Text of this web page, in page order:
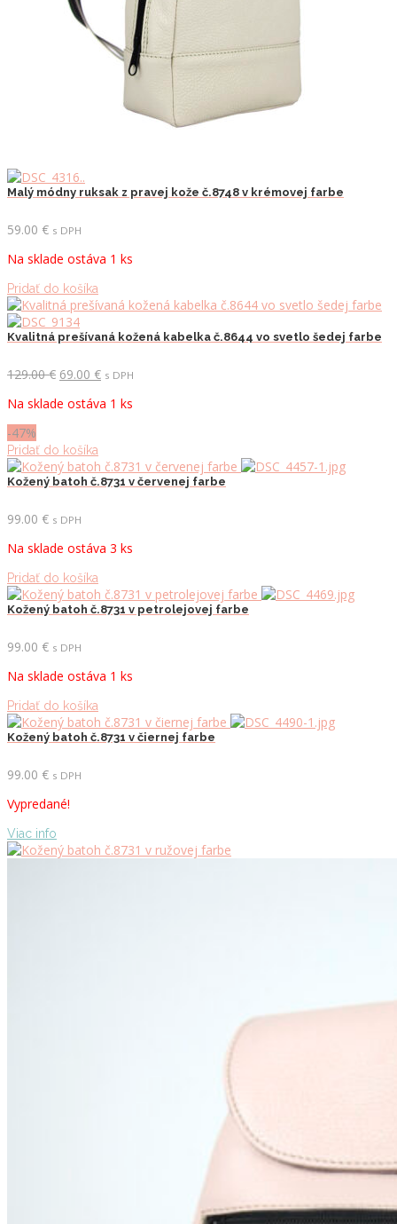
Malý módny ruksak z pravej kože č.8748 v krémovej farbe
59.00 € s DPH
Na sklade ostáva 1 ks
Pridať do košíka
Kvalitná prešívaná kožená kabelka č.8644 vo svetlo šedej farbe
129.00€ Pôvodná
bola:
69.00 €Aktuálna
je:
s DPH
Na sklade ostáva 1 ks
-47%
Pridať do košíka
Kožený batoh č.8731 v červenej farbe
99.00 € s DPH
Na sklade ostáva 3 ks
Pridať do košíka
Kožený batoh č.8731 v petrolejovej farbe
99.00 € s DPH
Na sklade ostáva 1 ks
Pridať do košíka
Kožený batoh č.8731 v čiernej farbe
99.00 € s DPH
Vypredané!
Viac info